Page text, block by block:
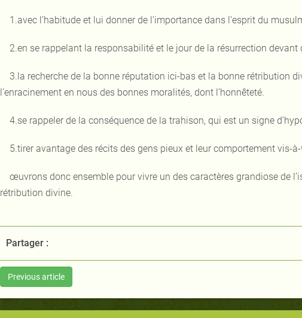
1.avec l’habitude et lui donner de l’importance dans l’esprit du
2.en se rappelant la responsabilité et le jour de la résurrection devant
3.la recherche de la bonne réputation ici-bas et la bonne rétribution
l’enracinement en nous des bonnes moralités, dont l’honnêteté.
4.se rappeler de la conséquence de la trahison, qui est un signe
5.tirer avantage des récits des gens pieux et leur comportement vis-à-
œuvrons donc ensemble pour vivre un des caractères grandiose de
rétribution divine.
Partager :
Previous article